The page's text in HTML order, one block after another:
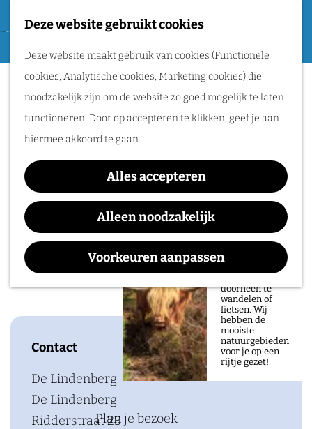
Deze website gebruikt cookies
Deze website maakt gebruik van cookies (Functionele
cookies, Analytische cookies, Marketing cookies) die
noodzakelijk zijn om de website zo goed mogelijk te laten
functioneren. Door op accepteren te klikken, geef je aan
hiermee akkoord te gaan.
Alles accepteren
Alleen noodzakelijk
Voorkeuren aanpassen
a
F
a
v
o
r
i
e
e
M
e
n
u
Routes
Wandelen
Fietsen
Routeplanner
Natuurgebieden
in het Rijk van
natuur in het Rijk
van Nijmegen is
doorheen te
wandelen of
fietsen. Wij
hebben de
mooiste
natuurgebieden
voor je op een
rijtje gezet!
Plan je bezoek
Sorry, deze activiteit is niet meer
beschikbaar. Bekijk hetactuele aanbodvoor
de beschikbare opties.
LEF 2026
Waar:
De Lindenberg
Wanneer:
t/m 12 juni
Contact
De Lindenberg
De Lindenberg
Ridderstraat 23